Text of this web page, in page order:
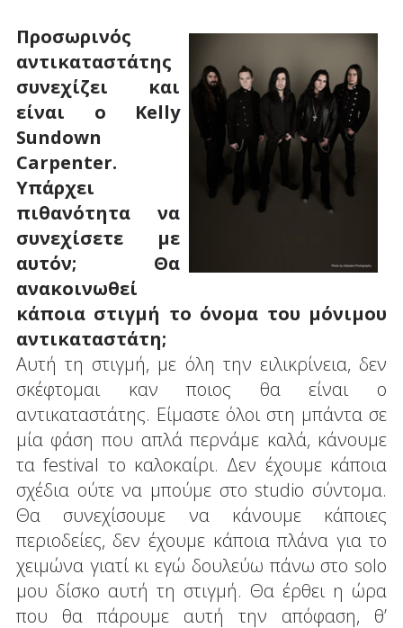
Προσωρινός
αντικαταστάτης
συνεχίζει και
είναι ο Kelly
Sundown
Carpenter.
Υπάρχει
πιθανότητα να
συνεχίσετε με
αυτόν; Θα
ανακοινωθεί
κάποια στιγμή το όνομα του μόνιμου
αντικαταστάτη;
Αυτή τη στιγμή, με όλη την ειλικρίνεια, δεν
σκέφτομαι καν ποιος θα είναι ο
αντικαταστάτης. Είμαστε όλοι στη μπάντα σε
μία φάση που απλά περνάμε καλά, κάνουμε
τα festival το καλοκαίρι. Δεν έχουμε κάποια
σχέδια ούτε να μπούμε στο studio σύντομα.
Θα συνεχίσουμε να κάνουμε κάποιες
περιοδείες, δεν έχουμε κάποια πλάνα για το
χειμώνα γιατί κι εγώ δουλεύω πάνω στο solo
μου δίσκο αυτή τη στιγμή. Θα έρθει η ώρα
που θα πάρουμε αυτή την απόφαση, θ’